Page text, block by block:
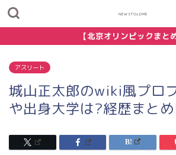
NEWSTOLDME
【北京オリンピックまと
アスリート
城山正太郎のwiki風プロ
や出身大学は?経歴まと